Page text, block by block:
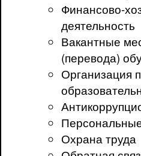
Финансово-
деятельность
Вакантные
(перевода)
Организация
Охрана труда